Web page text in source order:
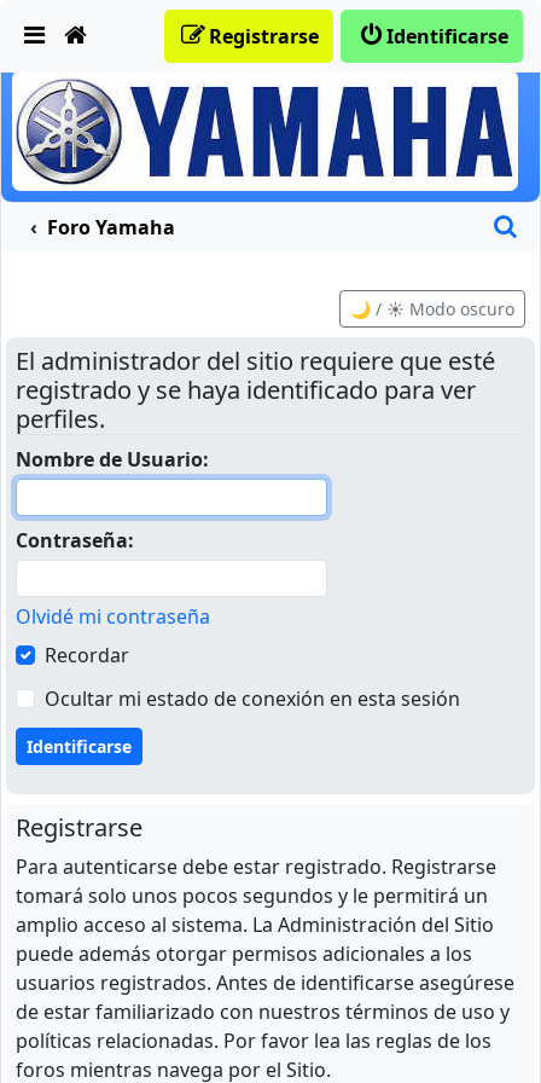
Identificarse
Registrarse
Foro Yamaha
🌙 / ☀️ Modo oscuro
El administrador del sitio requiere que esté
registrado y se haya identificado para ver
perfiles.
Nombre de Usuario:
Contraseña:
Olvidé mi contraseña
Recordar
Ocultar mi estado de conexión en esta sesión
Registrarse
Para autenticarse debe estar registrado. Registrarse
tomará solo unos pocos segundos y le permitirá un
amplio acceso al sistema. La Administración del Sitio
puede además otorgar permisos adicionales a los
usuarios registrados. Antes de identificarse asegúrese
de estar familiarizado con nuestros términos de uso y
políticas relacionadas. Por favor lea las reglas de los
foros mientras navega por el Sitio.